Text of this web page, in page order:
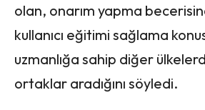
olan, onarım yapma
kullanıcı eğitimi sağlama
uzmanlığa sahip diğer
ortaklar aradığını söyledi.